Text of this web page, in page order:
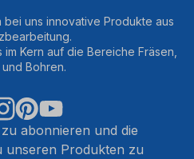
uns innovative Produkte aus
Kern auf die Bereiche Fräsen,
Bohren.
abonnieren und die
unseren Produkten zu